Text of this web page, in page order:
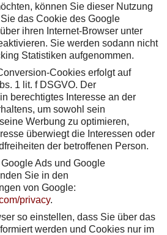
können Sie dieser Nutzung
das Cookie des Google
ihren Internet-Browser unter
Sie werden sodann nicht
Statistiken aufgenommen.
Cookies erfolgt auf
1 lit. f DSGVO. Der
berechtigtes Interesse an der
um sowohl sein
Werbung zu optimieren,
überwiegt die Interessen oder
der betroffenen Person.
Ads und Google
Sie in den
von Google:
privacy.
so einstellen, dass Sie über das
werden und Cookies nur im